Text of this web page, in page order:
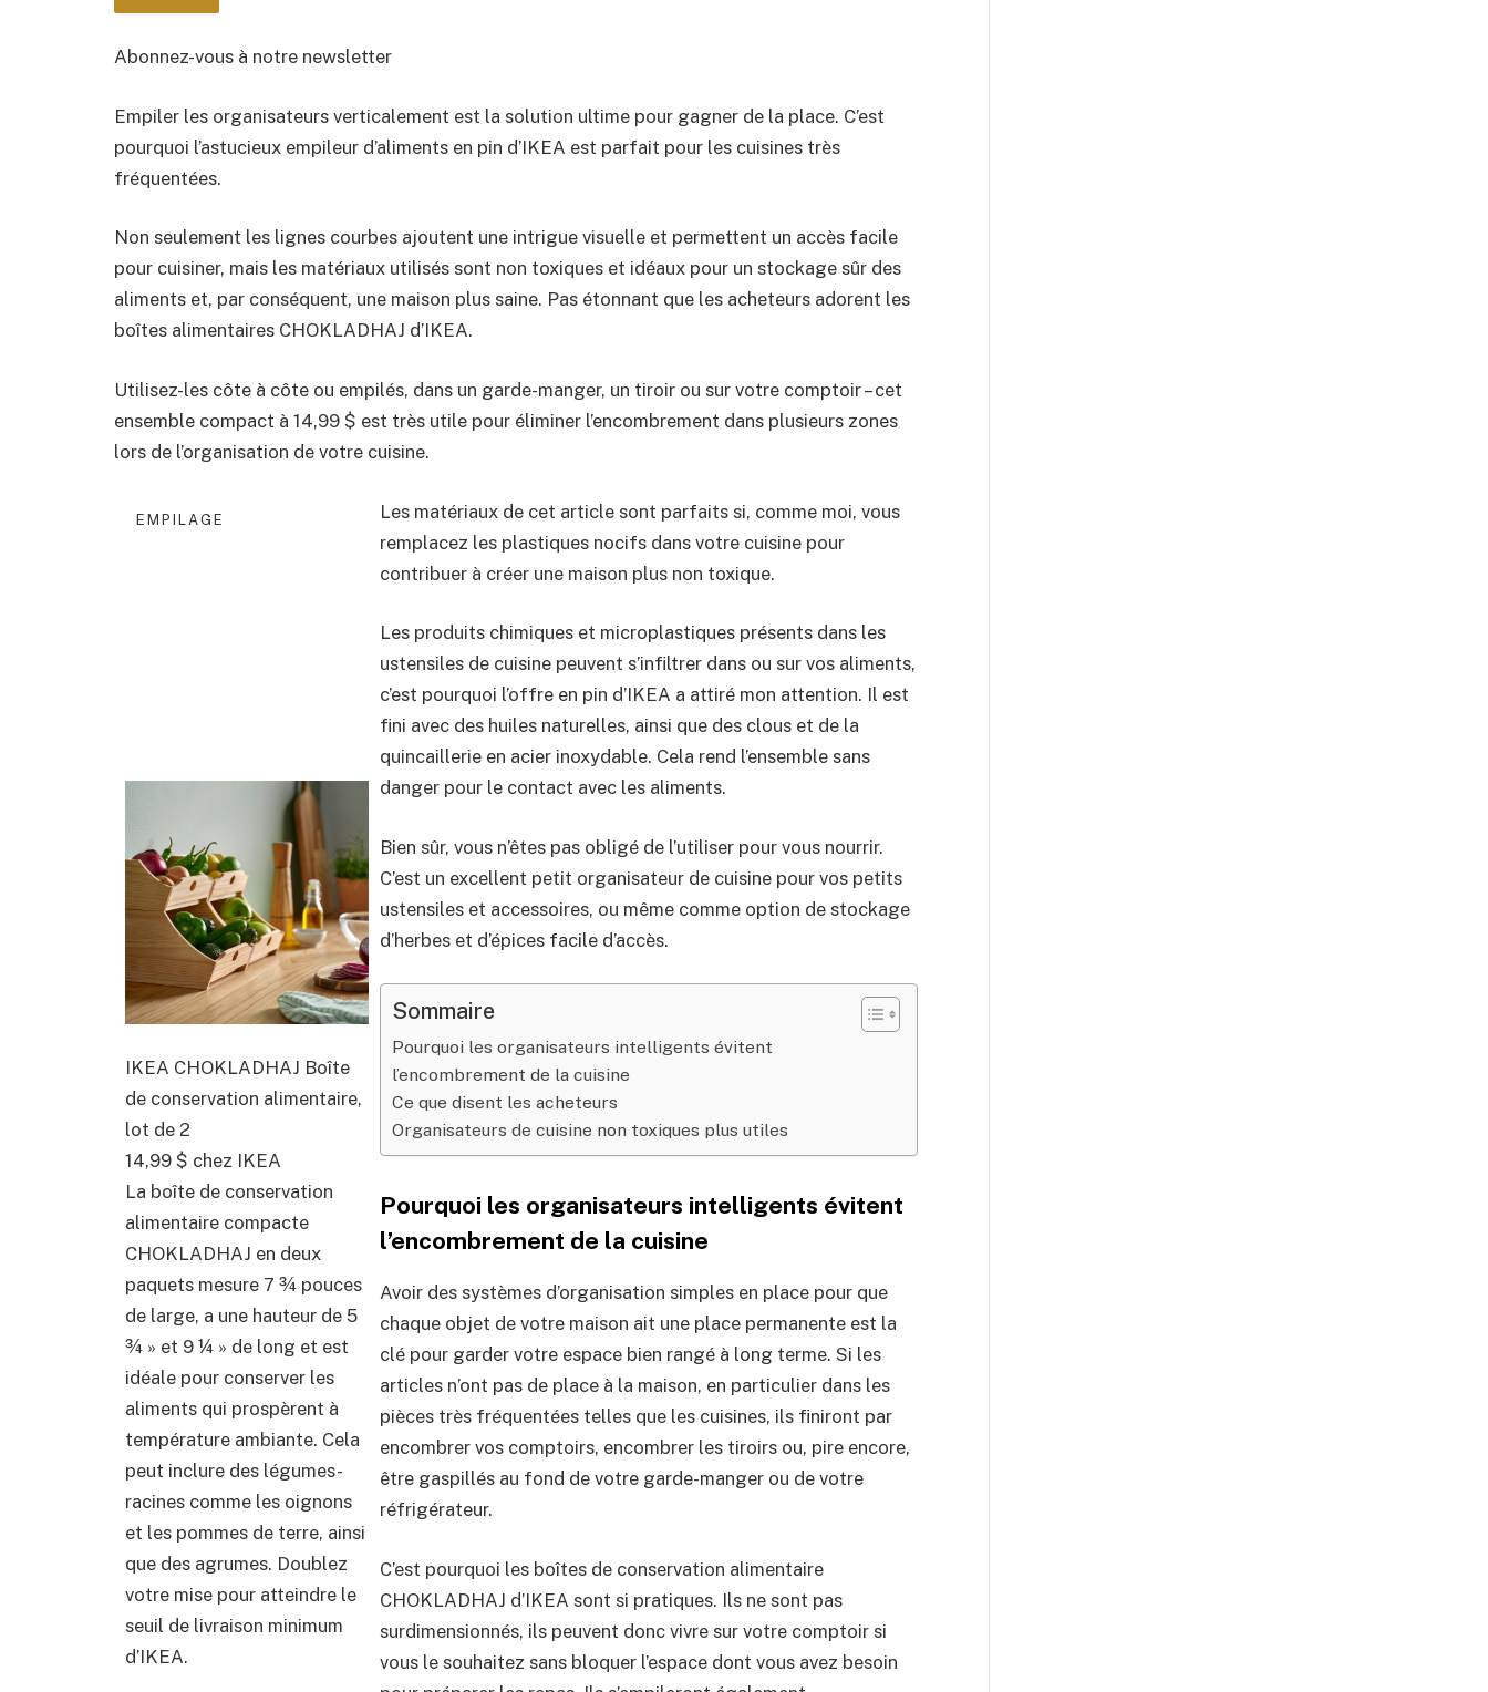
BULLETIN
Abonnez-vous à notre newsletter
Empiler les organisateurs verticalement est la solution ultime pour gagner de la place. C’est
pourquoi l’astucieux empileur d’aliments en pin d’IKEA est parfait pour les cuisines très
fréquentées.
Non seulement les lignes courbes ajoutent une intrigue visuelle et permettent un accès facile
pour cuisiner, mais les matériaux utilisés sont non toxiques et idéaux pour un stockage sûr des
aliments et, par conséquent, une maison plus saine. Pas étonnant que les acheteurs adorent les
boîtes alimentaires CHOKLADHAJ d’IKEA.
Utilisez-les côte à côte ou empilés, dans un garde-manger, un tiroir ou sur votre comptoir – cet
ensemble compact à 14,99 $ est très utile pour éliminer l’encombrement dans plusieurs zones
lors de l’organisation de votre cuisine.
EMPILAGE
IKEA CHOKLADHAJ Boîte
de conservation alimentaire,
lot de 2
14,99 $ chez IKEA
La boîte de conservation
alimentaire compacte
CHOKLADHAJ en deux
paquets mesure 7 ¾ pouces
de large, a une hauteur de 5
¾ » et 9 ¼ » de long et est
idéale pour conserver les
aliments qui prospèrent à
température ambiante. Cela
peut inclure des légumes-
racines comme les oignons
et les pommes de terre, ainsi
que des agrumes. Doublez
votre mise pour atteindre le
seuil de livraison minimum
d’IKEA.
Les matériaux de cet article sont parfaits si, comme moi, vous
remplacez les plastiques nocifs dans votre cuisine pour
contribuer à créer une maison plus non toxique.
Les produits chimiques et microplastiques présents dans les
ustensiles de cuisine peuvent s’infiltrer dans ou sur vos aliments,
c’est pourquoi l’offre en pin d’IKEA a attiré mon attention. Il est
fini avec des huiles naturelles, ainsi que des clous et de la
quincaillerie en acier inoxydable. Cela rend l’ensemble sans
danger pour le contact avec les aliments.
Bien sûr, vous n’êtes pas obligé de l’utiliser pour vous nourrir.
C’est un excellent petit organisateur de cuisine pour vos petits
ustensiles et accessoires, ou même comme option de stockage
d’herbes et d’épices facile d’accès.
Sommaire
Pourquoi les organisateurs intelligents évitent
l’encombrement de la cuisine
Ce que disent les acheteurs
Organisateurs de cuisine non toxiques plus utiles
Pourquoi les organisateurs intelligents évitent
l’encombrement de la cuisine
Avoir des systèmes d’organisation simples en place pour que
chaque objet de votre maison ait une place permanente est la
clé pour garder votre espace bien rangé à long terme. Si les
articles n’ont pas de place à la maison, en particulier dans les
pièces très fréquentées telles que les cuisines, ils finiront par
encombrer vos comptoirs, encombrer les tiroirs ou, pire encore,
être gaspillés au fond de votre garde-manger ou de votre
réfrigérateur.
C’est pourquoi les boîtes de conservation alimentaire
CHOKLADHAJ d’IKEA sont si pratiques. Ils ne sont pas
surdimensionnés, ils peuvent donc vivre sur votre comptoir si
vous le souhaitez sans bloquer l’espace dont vous avez besoin